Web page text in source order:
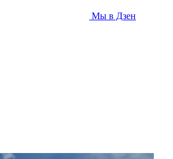
Мы в Дзен